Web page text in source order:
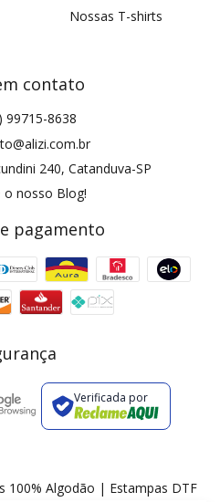
Nossas T-shirts
contato
99715-8638
240, Catanduva-SP
o nosso Blog!
pagamento
Verificada por
100% Algodão | Estampas DTF
GANHE5
7% OFF